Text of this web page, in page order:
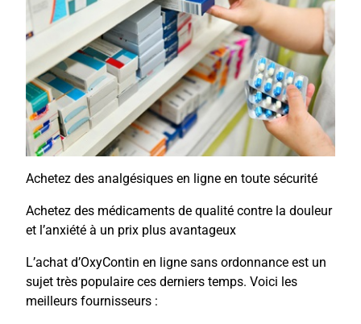
Achetez des analgésiques en ligne en toute sécurité
Achetez des médicaments de qualité contre la douleur
et l’anxiété à un prix plus avantageux
L’achat d’OxyContin en ligne sans ordonnance est un
sujet très populaire ces derniers temps. Voici les
meilleurs fournisseurs :